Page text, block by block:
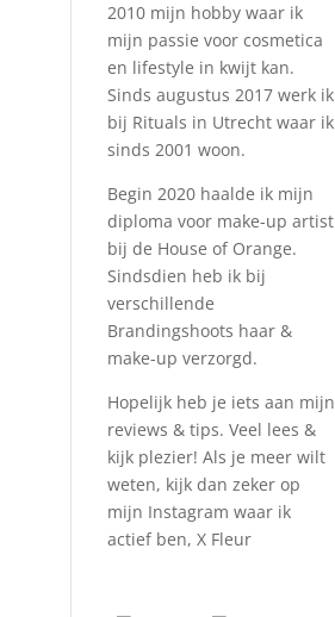
2010 mijn hobby waar ik
mijn passie voor cosmetica
en lifestyle in kwijt kan.
Sinds augustus 2017 werk ik
bij Rituals in Utrecht waar ik
sinds 2001 woon.
Begin 2020 haalde ik mijn
diploma voor make-up artist
bij de House of Orange.
Sindsdien heb ik bij
verschillende
Brandingshoots haar &
make-up verzorgd.
Hopelijk heb je iets aan mijn
reviews & tips. Veel lees &
kijk plezier! Als je meer wilt
weten, kijk dan zeker op
mijn Instagram waar ik
actief ben, X Fleur